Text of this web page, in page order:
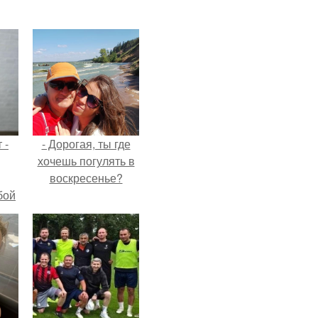
-
- Дорогая, ты где
хочешь погулять в
воскресенье?